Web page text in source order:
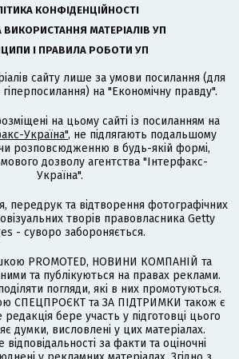
КОНФІДЕНЦІЙНОСТІ
ВИКОРИСТАННЯ МАТЕРІАЛІВ УП
І ПРАВИЛА РОБОТИ УП
сайту лише за умови посилання (для
на "Економічну правду".
на цьому сайті із посиланням на
Україна", не підлягають подальшому
розповсюдженню в будь-якій формі,
дозволу агентства "Інтерфакс-
Україна".
передрук та відтворення фотографічних
творів правовласника Getty
- суворо забороняється.
PROMOTED, НОВИНИ КОМПАНІЙ та
та публікуються на правах реклами.
погляди, які в них промотуються.
СПЕЦПРОЄКТ та ЗА ПІДТРИМКИ також є
бере участь у підготовці цього
думки, висловлені у цих матеріалах.
за факти та оціночні